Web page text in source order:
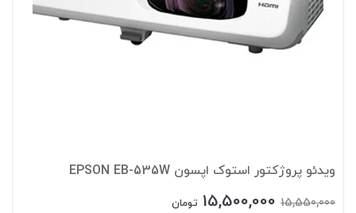
ویدئو پروژکتور استوک اپسون EPSON EB-535W
15,550,000
15,500,000 تومان